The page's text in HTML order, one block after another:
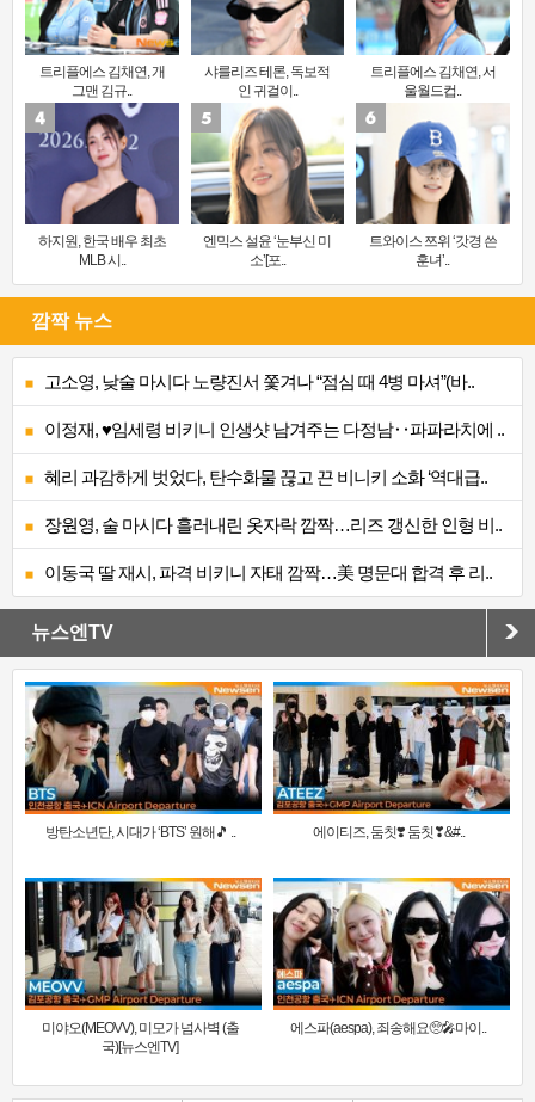
트리플에스 김채연, 개
그맨 김규..
샤를리즈 테론, 독보적
인 귀걸이..
트리플에스 김채연, 서
울월드컵..
하지원, 한국 배우 최초
MLB 시..
엔믹스 설윤 ‘눈부신 미
소’[포..
트와이스 쯔위 ‘갓경 쓴
훈녀’..
깜짝 뉴스
고소영, 낮술 마시다 노량진서 쫓겨나 “점심 때 4병 마셔”(바..
이정재, ♥임세령 비키니 인생샷 남겨주는 다정남‥파파라치에 ..
혜리 과감하게 벗었다, 탄수화물 끊고 끈 비니키 소화 ‘역대급..
장원영, 술 마시다 흘러내린 옷자락 깜짝…리즈 갱신한 인형 비..
이동국 딸 재시, 파격 비키니 자태 깜짝…美 명문대 합격 후 리..
뉴스엔TV
방탄소년단, 시대가 ‘BTS’ 원해🎵 .. 에이티즈, 둠칫❣️ 둠칫❣&#..
미야오(MEOVV), 미모가 넘사벽 (출
국)[뉴스엔TV]
에스파(aespa), 죄송해요🥺🎤마이..